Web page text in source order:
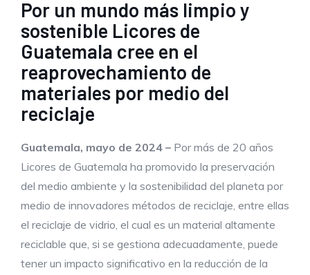
Por un mundo más limpio y
sostenible Licores de
Guatemala cree en el
reaprovechamiento de
materiales por medio del
reciclaje
Guatemala, mayo de 2024 – Por más de 20 años
Licores de Guatemala ha promovido la preservación
del medio ambiente y la sostenibilidad del planeta por
medio de innovadores métodos de reciclaje, entre ellas
el reciclaje de vidrio, el cual es un material altamente
reciclable que, si se gestiona adecuadamente, puede
tener un impacto significativo en la reducción de la